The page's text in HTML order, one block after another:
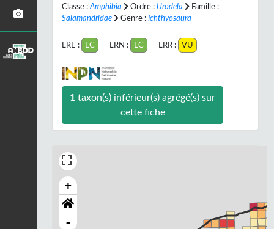
Classe : Amphibia Ordre : Urodela
Famille :
Salamandridae
Genre : Ichthyosaura
LRE : LC LRN : LC LRR : VU
1taxon(s) inférieur(s) agrégé(s) sur
cette fiche
+
-